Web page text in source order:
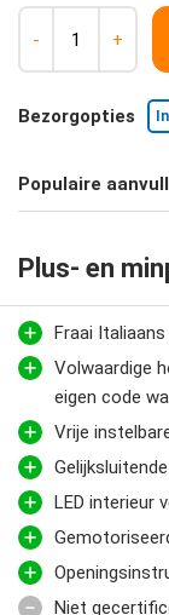
Populaire
- +
Bezorgopties
Plus- en
Fraai
Volwaardige
eigen code
Vrije
LED interieur
Niet